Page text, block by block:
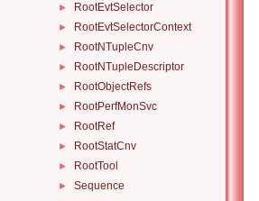
► RootEvtSelector
► RootEvtSelectorContext
► RootNTupleCnv
► RootNTupleDescriptor
► RootObjectRefs
► RootPerfMonSvc
► RootRef
► RootStatCnv
► RootTool
► Sequence